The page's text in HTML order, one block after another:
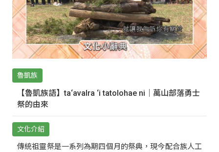
魯凱族
【魯凱族語】ta‘avalra ‘i tatolohae ni｜萬山部落勇士
祭的由來
文化介紹
傳統祖靈祭是一系列為期四個月的祭典，現今配合族人工